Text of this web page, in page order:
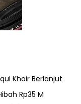
Khoir Berlanjut
Rp35 M